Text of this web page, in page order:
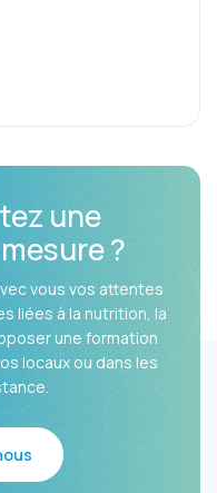
une
?
vous vos attentes
liées à la nutrition, la
une formation
locaux ou dans les